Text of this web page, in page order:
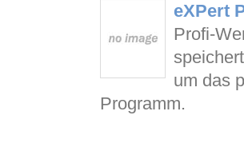
eXPert
Profi-
um das
Programm.